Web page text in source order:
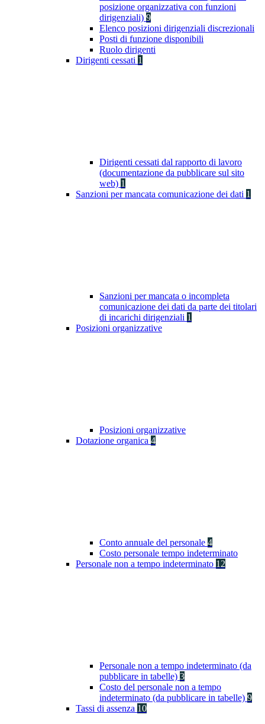
posizione organizzativa con funzioni
dirigenziali) 9
Elenco posizioni dirigenziali discrezionali
Posti di funzione disponibili
Ruolo dirigenti
Dirigenti cessati 1
Dirigenti cessati dal rapporto di lavoro
(documentazione da pubblicare sul sito
web) 1
Sanzioni per mancata comunicazione dei dati 1
Sanzioni per mancata o incompleta
comunicazione dei dati da parte dei titolari
di incarichi dirigenziali 1
Posizioni organizzative
Posizioni organizzative
Dotazione organica 4
Conto annuale del personale 4
Costo personale tempo indeterminato
Personale non a tempo indeterminato 12
Personale non a tempo indeterminato (da
pubblicare in tabelle) 3
Costo del personale non a tempo
indeterminato (da pubblicare in tabelle) 9
Tassi di assenza 10